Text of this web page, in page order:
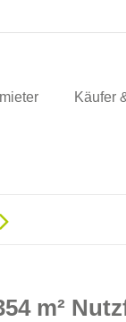
Käufer
m²